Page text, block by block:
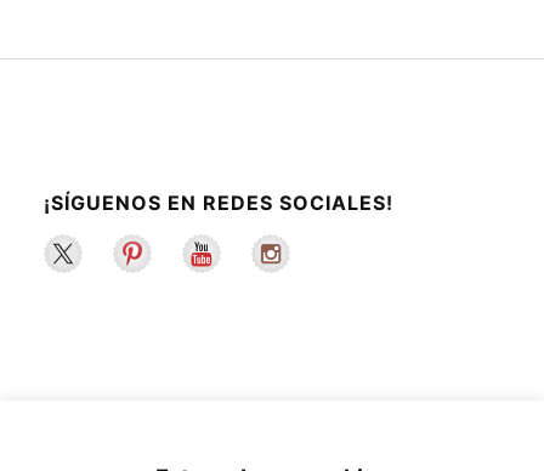
¡SÍGUENOS EN REDES SOCIALES!